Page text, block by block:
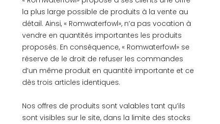
la plus large possible de produits à la vente au
détail. Ainsi, « Romwaterfowl», n’a pas vocation à
vendre en quantités importantes les produits
proposés. En conséquence, « Romwaterfowl» se
réserve de le droit de refuser les commandes
d’un même produit en quantité importante et ce
dès trois articles identiques.
Nos offres de produits sont valables tant qu’ils
sont visibles sur le site, dans la limite des stocks